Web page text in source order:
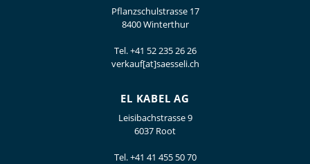
Pflanzschulstrasse 17
8400 Winterthur
Tel.+41 52 235 26 26
verkauf[at]saesseli.ch
EL KABEL AG
Leisibachstrasse 9
6037 Root
Tel.+41 41 455 50 70